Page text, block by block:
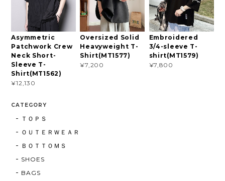
Asymmetric
Patchwork Crew
Neck Short-
Sleeve T-
Shirt(MT1562)
¥12,130
Oversized Solid
Heavyweight T-
Shirt(MT1577)
¥7,200
Embroidered
3/4-sleeve T-
shirt(MT1579)
¥7,800
CATEGORY
ＴＯＰＳ
ＯＵＴＥＲＷＥＡＲ
ＢＯＴＴＯＭＳ
SHOES
BAGS